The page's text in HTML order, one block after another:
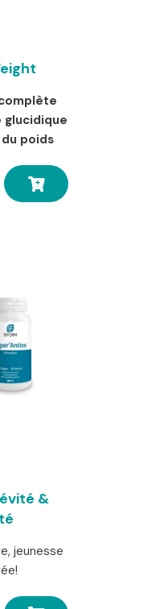
glucidique
poids
&
jeunesse